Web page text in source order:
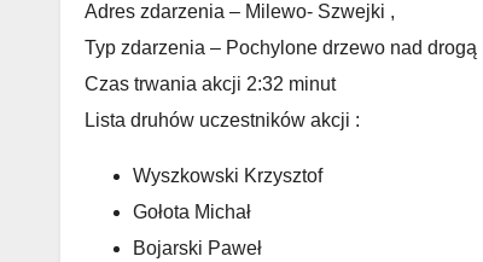
Adres zdarzenia – Milewo- Szwejki ,
Typ zdarzenia – Pochylone drzewo nad drogą
Czas trwania akcji 2:32 minut
Lista druhów uczestników akcji :
Wyszkowski Krzysztof
Gołota Michał
Bojarski Paweł